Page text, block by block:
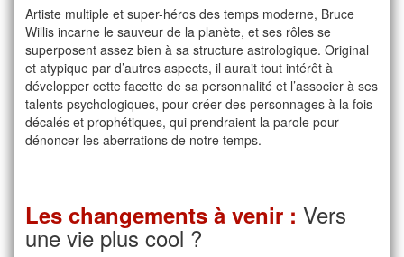
Artiste multiple et super-héros des temps moderne, Bruce
Willis incarne le sauveur de la planète, et ses rôles se
superposent assez bien à sa structure astrologique. Original
et atypique par d’autres aspects, il aurait tout intérêt à
développer cette facette de sa personnalité et l’associer à ses
talents psychologiques, pour créer des personnages à la fois
décalés et prophétiques, qui prendraient la parole pour
dénoncer les aberrations de notre temps.
Les changements à venir : Vers
une vie plus cool ?